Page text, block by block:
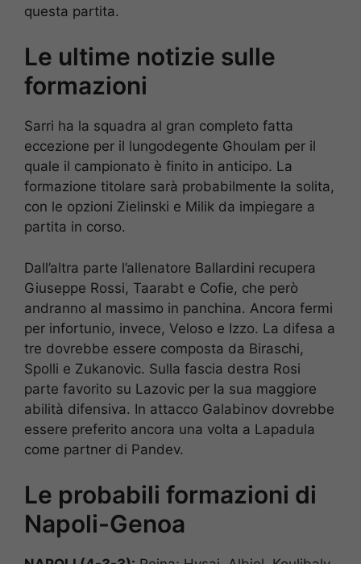
questa partita.
Le ultime notizie sulle
formazioni
Sarri ha la squadra al gran completo fatta
eccezione per il lungodegente Ghoulam per il
quale il campionato è finito in anticipo. La
formazione titolare sarà probabilmente la solita,
con le opzioni Zielinski e Milik da impiegare a
partita in corso.
Dall’altra parte l’allenatore Ballardini recupera
Giuseppe Rossi, Taarabt e Cofie, che però
andranno al massimo in panchina. Ancora fermi
per infortunio, invece, Veloso e Izzo. La difesa a
tre dovrebbe essere composta da Biraschi,
Spolli e Zukanovic. Sulla fascia destra Rosi
parte favorito su Lazovic per la sua maggiore
abilità difensiva. In attacco Galabinov dovrebbe
essere preferito ancora una volta a Lapadula
come partner di Pandev.
Le probabili formazioni di
Napoli-Genoa